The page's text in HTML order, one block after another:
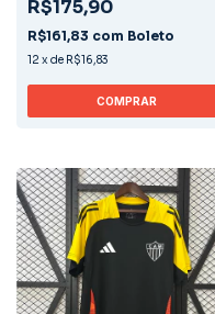
R$175,90
R$161,83 com Boleto
12 x de R$16,83
COMPRAR